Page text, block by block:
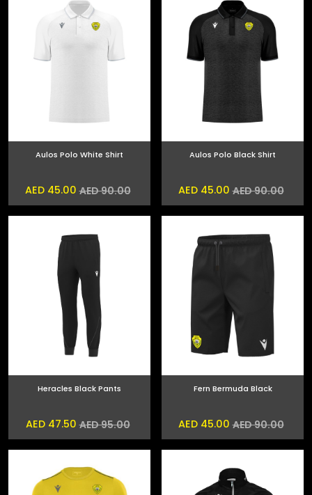
Aulos Polo Black Shirt
AED 90.00
AED 45.00
Aulos Polo White Shirt
AED 90.00
AED 45.00
Fern Bermuda Black
AED 90.00
AED 45.00
Heracles Black Pants
AED 95.00
AED 47.50